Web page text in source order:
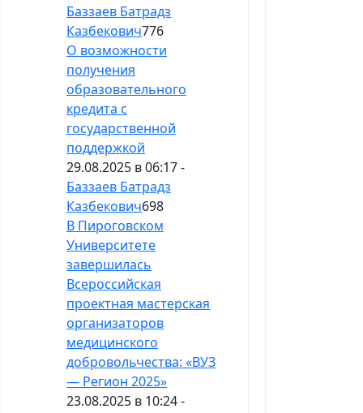
Баззаев Батрадз
Казбекович776
О возможности
получения
образовательного
кредита с
государственной
поддержкой
29.08.2025 в 06:17 -
Баззаев Батрадз
Казбекович698
В Пироговском
Университете
завершилась
Всероссийская
проектная мастерская
организаторов
медицинского
добровольчества: «ВУЗ
— Регион 2025»
23.08.2025 в 10:24 -